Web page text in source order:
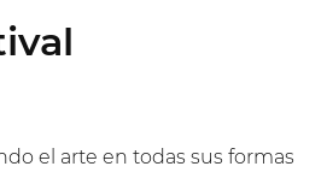
el arte en todas sus formas